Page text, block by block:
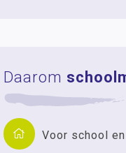
Daarom
Voor school